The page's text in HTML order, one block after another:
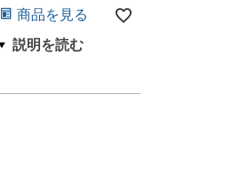
商品を見る